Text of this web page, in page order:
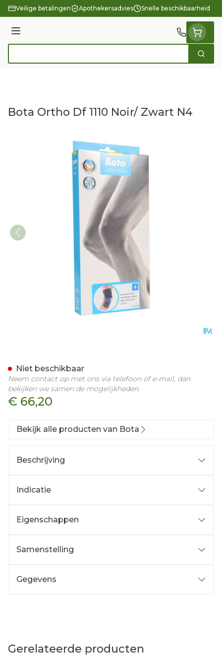
Ga naar de inhoud
Veilige betalingen Apothekersadvies Snelle beschikbaarheid
Menu
Zoek
Bota Ortho Df 1110 Noir/ Zwart N4
€ 66,20
Niet beschikbaar
Neem contact op met ons via telefoon of e-mail, dan
bekijken we samen de mogelijkheden.
Bekijk alle producten van Bota
Beschrijving
Indicatie
Eigenschappen
Samenstelling
Gegevens
Gerelateerde producten